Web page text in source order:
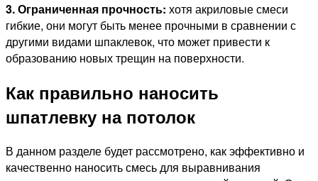
3. Ограниченная прочность: хотя акриловые смеси
гибкие, они могут быть менее прочными в сравнении с
другими видами шпаклевок, что может привести к
образованию новых трещин на поверхности.
Как правильно наносить
шпатлевку на потолок
В данном разделе будет рассмотрено, как эффективно и
качественно наносить смесь для выравнивания